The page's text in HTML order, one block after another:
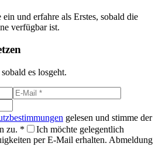
und erfahre als Erstes, sobald die
verfügbar ist.
es losgeht.
gelesen und stimme der
zu. *
Ich möchte gelegentlich
per E-Mail erhalten. Abmeldung